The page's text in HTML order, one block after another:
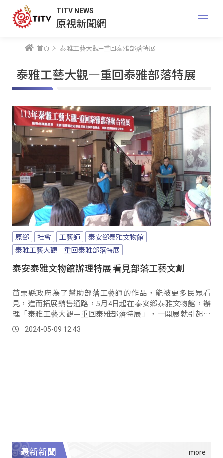
TITV NEWS
原視新聞網
首頁 泰雅工藝大觀—重回泰雅部落特展
泰雅工藝大觀—重回泰雅部落特展
原鄉 社會 工藝師
泰安鄉泰雅文物館
泰雅工藝大觀—重回泰雅部落特展
泰安泰雅文物館辦理特展 看見部落工藝文創
苗栗縣政府為了幫助部落工藝師的作品，能被更多民眾看
見，進而拓展銷售通路，5月4日起在泰安鄉泰雅文物館，辦
理「泰雅工藝大觀—重回泰雅部落特展」，一開展就引起不
少遊客的興趣，入手來自原民部落工藝師的文創商品。
2024-05-09 12:43
最新新聞